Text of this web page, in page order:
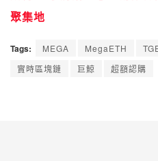
聚集地
Tags: MEGA MegaETH
實時區塊鏈
巨鯨 超額認購